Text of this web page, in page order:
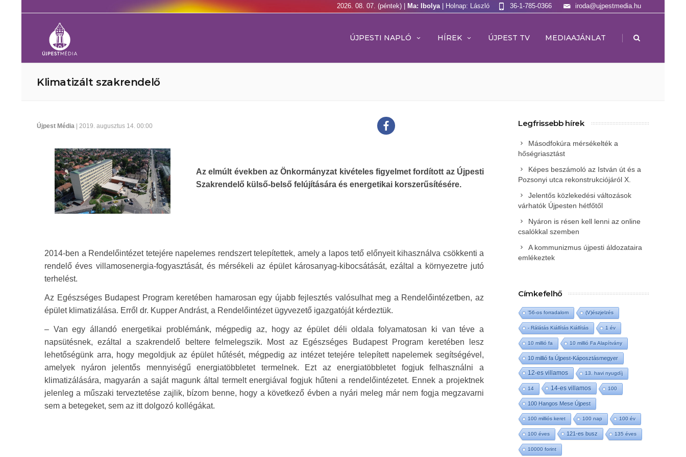
2026. 08. 07. (péntek) | Ma: Ibolya | Holnap: László iroda@ujpestmedia.hu
36-1-785-0366
ÚJPESTI NAPLÓ HÍREK ÚJPEST TV MEDIAAJÁNLAT |
Klimatizált szakrendelő
Újpest Média | 2019. augusztus 14. 00:00
Az elmúlt években az Önkormányzat kivételes figyelmet fordított az Újpesti
Szakrendelő külső-belső felújítására és energetikai korszerűsítésére.
2014-ben a Rendelőintézet tetejére napelemes rendszert telepítettek, amely a lapos tető előnyeit kihasználva csökkenti a
rendelő éves villamosenergia-fogyasztását, és mérsékeli az épület károsanyag-kibocsátását, ezáltal a környezetre jutó
terhelést.
Az Egészséges Budapest Program keretében hamarosan egy újabb fejlesztés valósulhat meg a Rendelőintézetben, az
épület klimatizálása. Erről dr. Kupper Andrást, a Rendelőintézet ügyvezető igazgatóját kérdeztük.
– Van egy állandó energetikai problémánk, mégpedig az, hogy az épület déli oldala folyamatosan ki van téve a
napsütésnek, ezáltal a szakrendelő beltere felmelegszik. Most az Egészséges Budapest Program keretében lesz
lehetőségünk arra, hogy megoldjuk az épület hűtését, mégpedig az intézet tetejére telepített napelemek segítségével,
amelyek nyáron jelentős mennyiségű energiatöbbletet termelnek. Ezt az energiatöbbletet fogjuk felhasználni a
klimatizálására, magyarán a saját magunk által termelt energiával fogjuk hűteni a rendelőintézetet. Ennek a projektnek
jelenleg a műszaki terveztetése zajlik, bízom benne, hogy a következő évben a nyári meleg már nem fogja megzavarni
sem a betegeket, sem az itt dolgozó kollégákat.
Legfrissebb hírek
Másodfokúra mérsékelték a
hőségriasztást
Képes beszámoló az István út és a
Pozsonyi utca rekonstrukciójáról X.
Jelentős közlekedési változások
várhatók Újpesten hétfőtől
Nyáron is résen kell lenni az online
csalókkal szemben
A kommunizmus újpesti áldozataira
emlékeztek
Címkefelhő
'56-os forradalom (V)észjelzés
- Rálátás Kiállítás Kiállítás 1 év
10 millió fa 10 millió Fa Alapítvány
10 millió fa Újpest-Káposztásmegyer
12-es villamos 13. havi nyugdíj
14 14-es villamos 100
100 Hangos Mese Újpest
100 milliós keret 100 nap 100 év
100 éves 121-es busz 135 éves
10000 forint